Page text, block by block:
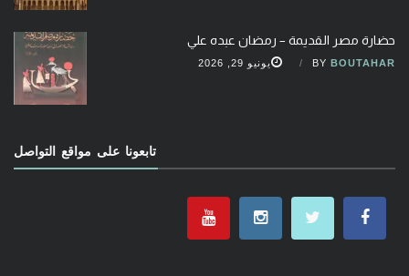
حضارة مصر القديمة – رمضان عبده علي
BY BOUTAHAR يونيو 29, 2026
تابعونا على مواقع التواصل